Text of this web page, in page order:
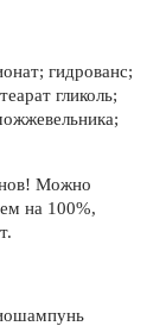
гидрованс;
гликоль;
Можно
на 100%,